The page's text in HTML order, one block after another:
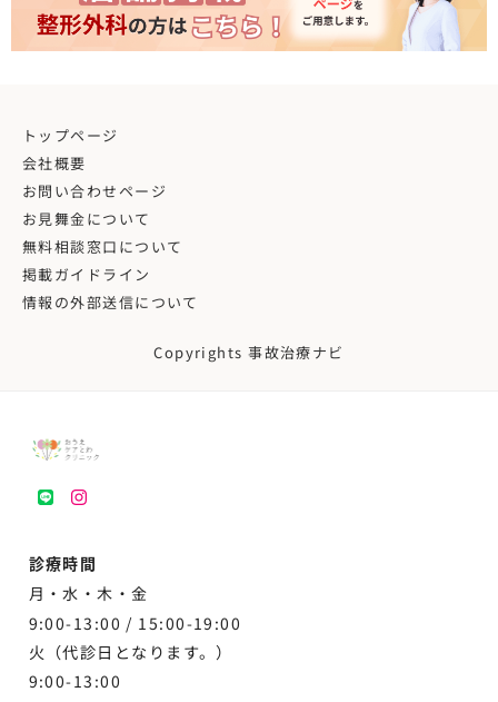
トップページ
会社概要
お問い合わせページ
お見舞金について
無料相談窓口について
掲載ガイドライン
情報の外部送信について
Copyrights 事故治療ナビ
LINEinstagram
診療時間
月・水・木・金
9:00-13:00 / 15:00-19:00
火（代診日となります。）
9:00-13:00